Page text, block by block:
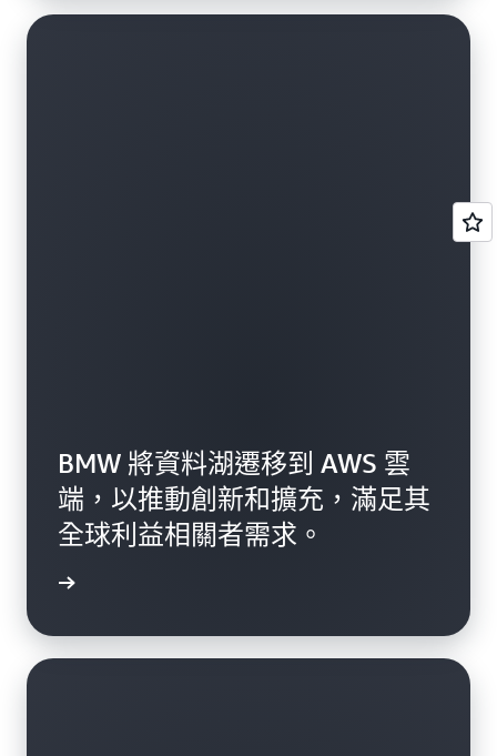
BMW 將資料湖遷移到 AWS 雲
端，以推動創新和擴充，滿足其
全球利益相關者需求。